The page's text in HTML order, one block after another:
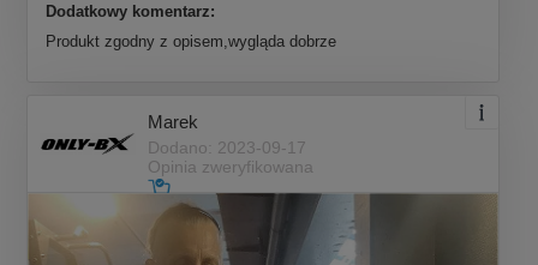
Dodatkowy komentarz:
Produkt zgodny z opisem,wygląda dobrze
Marek
Dodano: 2023-09-17
Opinia zweryfikowana